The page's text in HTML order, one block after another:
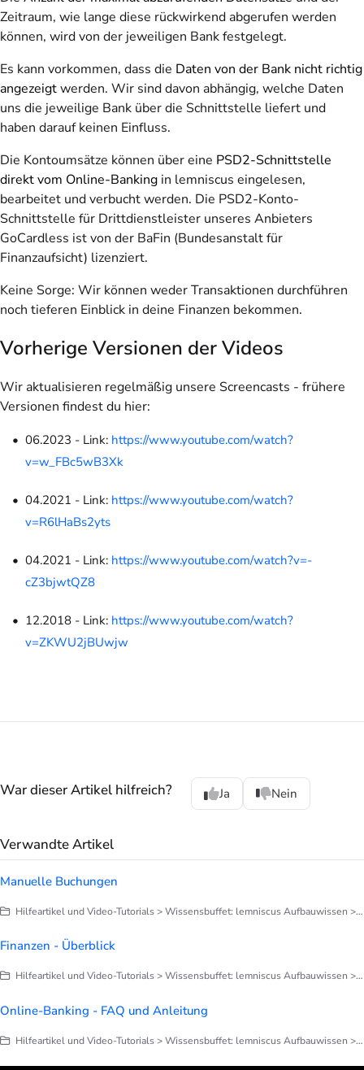
Zeitraum, wie lange diese rückwirkend abgerufen werden
können, wird von der jeweiligen Bank festgelegt.
Es kann vorkommen, dass die Daten von der Bank nicht richtig
angezeigtwerden. Wir sind davon abhängig, welche Daten
uns die jeweilige Bank über die Schnittstelle liefert und
haben darauf keinen Einfluss.
Die Kontoumsätze können über eine PSD2-Schnittstelle
direkt vom Online-Banking in lemniscus eingelesen,
bearbeitet und verbucht werden. Die PSD2-Konto-
Schnittstelle für Drittdienstleister unseres Anbieters
GoCardless ist von der BaFin (Bundesanstalt für
Finanzaufsicht) lizenziert.
Keine Sorge: Wir können weder Transaktionen durchführen
noch tieferen Einblick in deine Finanzen bekommen.
Vorherige Versionen der Videos
Wir aktualisieren regelmäßig unsere Screencasts - frühere
Versionen findest du hier:
06.2023 - Link: https://www.youtube.com/watch?
v=w_FBc5wB3Xk
04.2021 - Link: https://www.youtube.com/watch?
v=R6lHaBs2yts
04.2021 - Link: https://www.youtube.com/watch?v=-
cZ3bjwtQZ8
12.2018 - Link: https://www.youtube.com/watch?
v=ZKWU2jBUwjw
War dieser Artikel hilfreich? Ja Nein
Verwandte Artikel
Manuelle Buchungen
Hilfeartikel und Video-Tutorials > Wissensbuffet: lemniscus Aufbauwissen > Finanzen > Finanzen - Allgemeine Infos
Finanzen - Überblick
Hilfeartikel und Video-Tutorials > Wissensbuffet: lemniscus Aufbauwissen > Finanzen > Finanzen - Allgemeine Infos
Online-Banking - FAQ und Anleitung
Hilfeartikel und Video-Tutorials > Wissensbuffet: lemniscus Aufbauwissen > Finanzen > Finanzen - Allgemeine Infos